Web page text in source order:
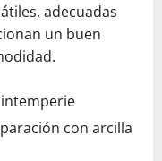
adecuadas
un buen
con arcilla